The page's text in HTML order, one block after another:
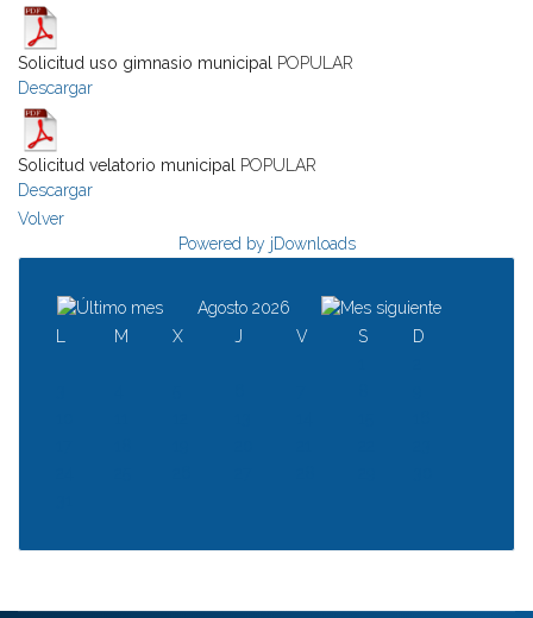
Solicitud uso gimnasio municipal
POPULAR
Descargar
Solicitud velatorio municipal
POPULAR
Descargar
Volver
Powered by jDownloads
Agosto 2026
M X J V S
D